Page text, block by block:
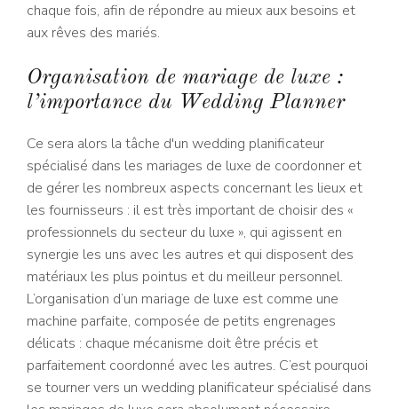
chaque fois, afin de répondre au mieux aux besoins et
aux rêves des mariés.
Organisation de mariage de luxe :
l’importance du Wedding Planner
Ce sera alors la tâche d'un wedding planificateur
spécialisé dans les mariages de luxe de coordonner et
de gérer les nombreux aspects concernant les lieux et
les fournisseurs : il est très important de choisir des «
professionnels du secteur du luxe », qui agissent en
synergie les uns avec les autres et qui disposent des
matériaux les plus pointus et du meilleur personnel.
L’organisation d’un mariage de luxe est comme une
machine parfaite, composée de petits engrenages
délicats : chaque mécanisme doit être précis et
parfaitement coordonné avec les autres. C’est pourquoi
se tourner vers un wedding planificateur spécialisé dans